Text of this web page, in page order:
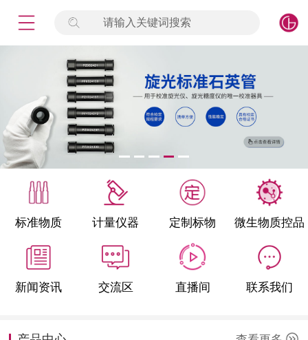
请输入关键词搜索
标准物质 计量仪器 定制标物 微生物质控品
新闻资讯 交流区 直播间 联系我们
签到
标准物质
产品专项
微生物检测/质控品
定制标物
定制仪器